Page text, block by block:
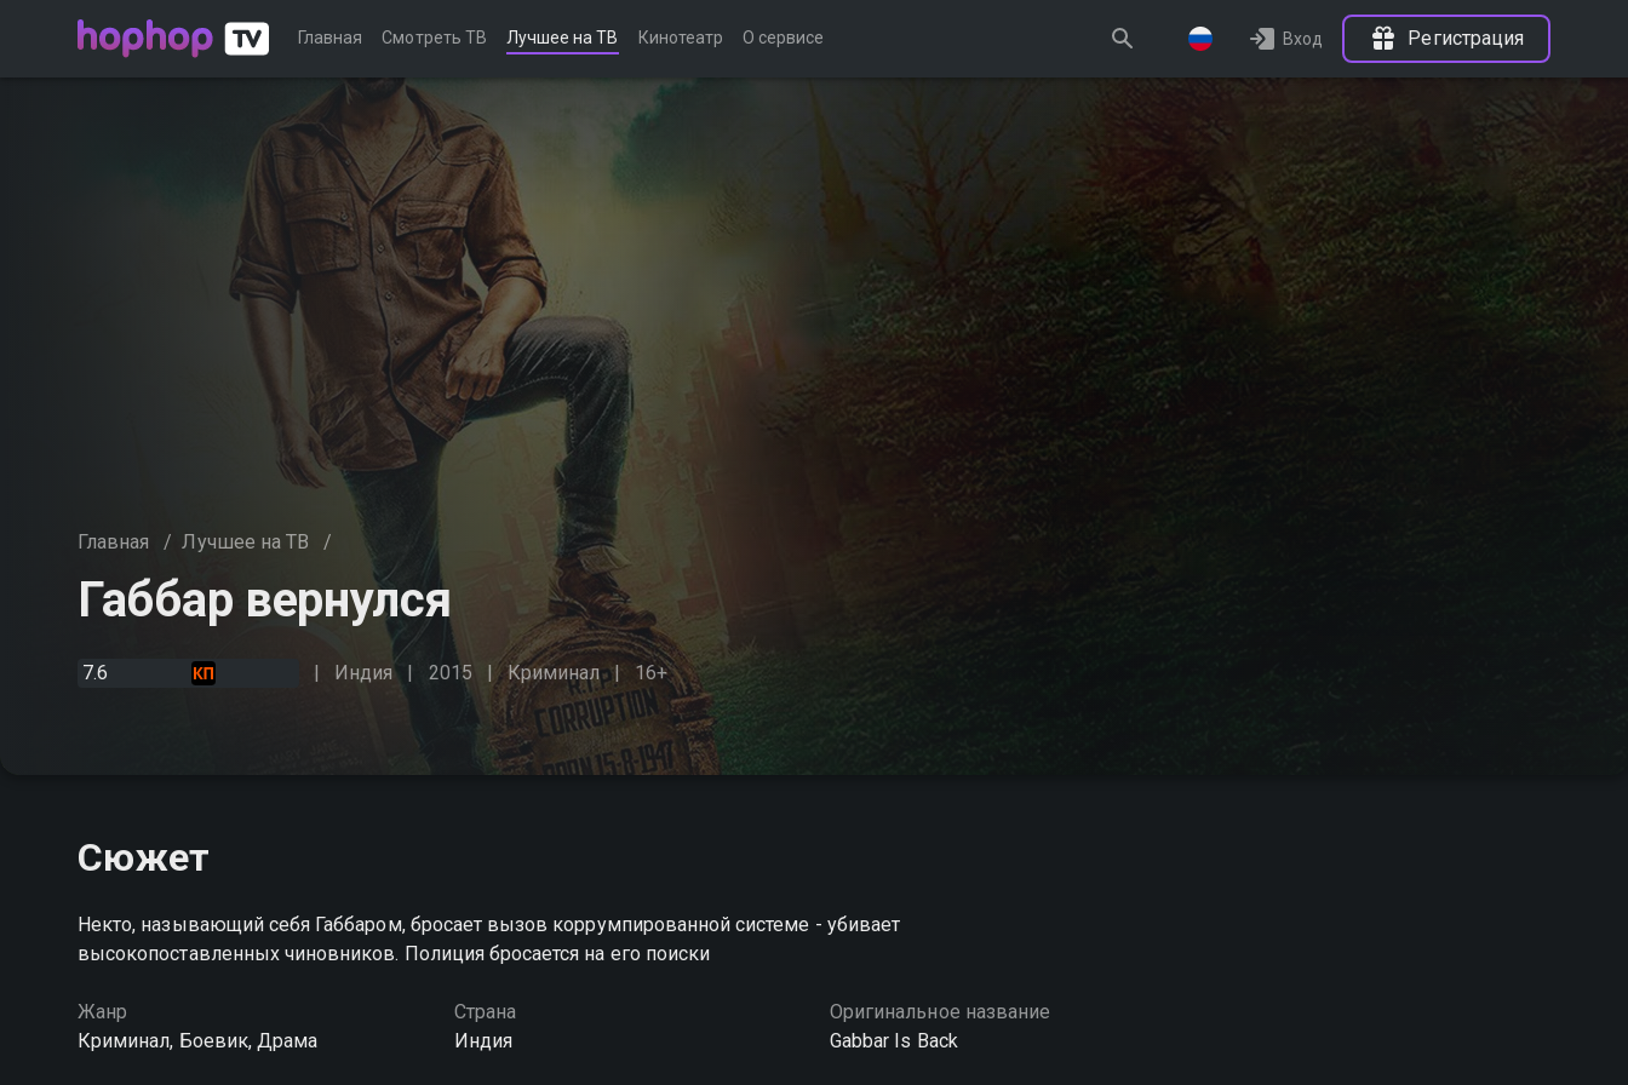
Главная Смотреть ТВ Лучшее на ТВ Кинотеатр О сервисе Вход Регистрация
Главная / Лучшее на ТВ /
Габбар вернулся
7.6 Индия 2015 Криминал 16+
Сюжет
Некто, называющий себя Габбаром, бросает вызов коррумпированной системе - убивает
высокопоставленных чиновников. Полиция бросается на его поиски
Жанр
Криминал, Боевик, Драма
Страна
Индия
Оригинальное название
Gabbar Is Back